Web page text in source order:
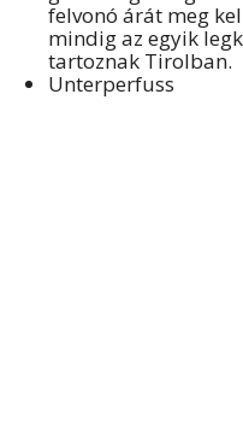
felvonó árát meg
mindig az egyik
tartoznak Tirolban.
Unterperfuss